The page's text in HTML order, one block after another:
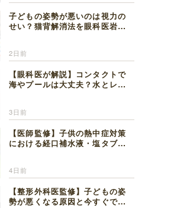
子どもの姿勢が悪いのは視力の
せい？猫背解消法を眼科医岩見
2日前
【眼科医が解説】コンタクトで
海やプールは大丈夫？水とレン
3日前
【医師監修】子供の熱中症対策
における経口補水液・塩タブレ
4日前
【整形外科医監修】子どもの姿
勢が悪くなる原因と今すぐでき